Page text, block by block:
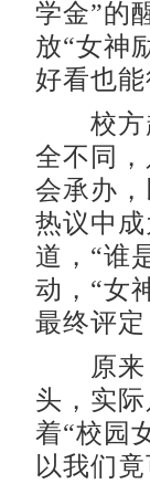
学金”的
放“女神
好看也
校方赶
全不同
会承办
热议中
道，“谁
动，“女
最终评
原来，
头，实
着“校园
以我们